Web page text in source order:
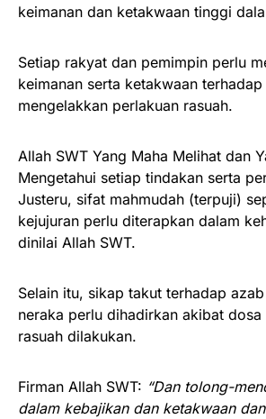
keimanan dan ketakwaan tinggi
Setiap rakyat dan pemimpin perlu
keimanan serta ketakwaan
mengelakkan perlakuan rasuah.
Allah SWT Yang Maha Melihat dan
Mengetahui setiap tindakan serta
Justeru, sifat mahmudah (terpuji)
kejujuran perlu diterapkan dalam
dinilai Allah SWT.
Selain itu, sikap takut terhadap
neraka perlu dihadirkan akibat dosa
rasuah dilakukan.
Firman Allah SWT: “Dan tolong-
dalam kebajikan dan ketakwaan